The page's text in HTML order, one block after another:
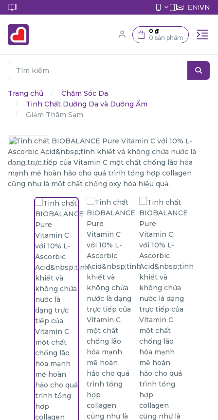
EN|VN
0 ₫
0 sản phẩm
Trang chủ
Chăm Sóc Da
Tinh Chất Dưỡng Da và Dưỡng Ẩm
Giảm Thâm Sạm